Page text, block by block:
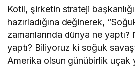
Kotil, şirketin strateji
hazırladığına değinerek,
zamanlarında dünya ne yaptı?
yaptı? Biliyoruz ki soğuk
Amerika olsun günübirlik uçak